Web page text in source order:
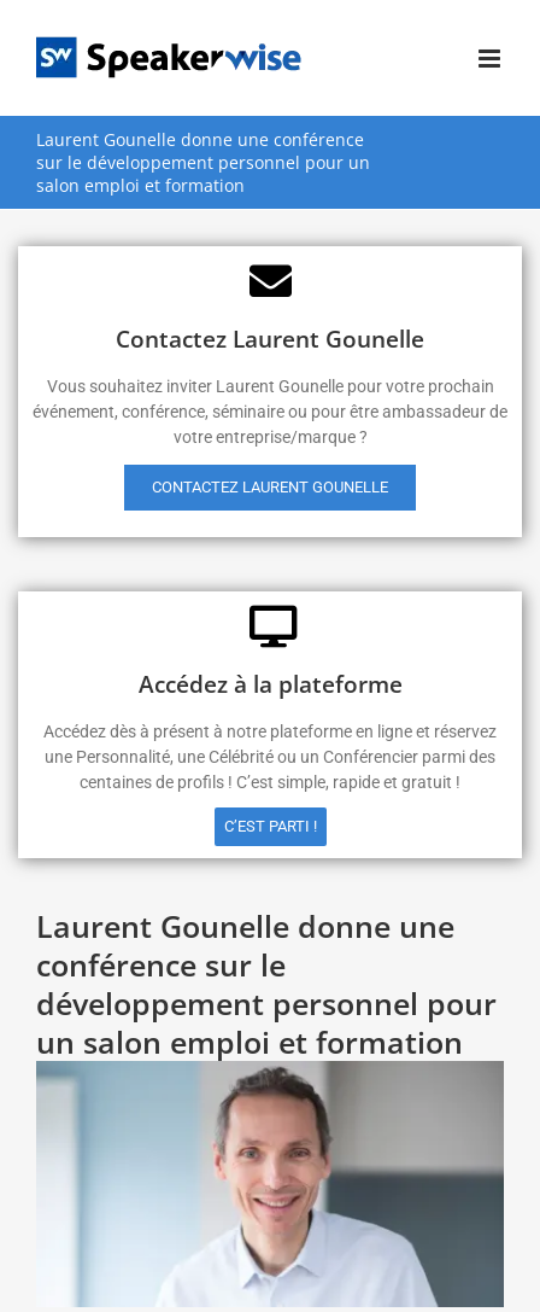
contenu
Laurent Gounelle donne une conférence
sur le développement personnel pour un
salon emploi et formation
Laurent Gounelle donne une
conférence sur le
développement personnel pour
un salon emploi et formation
Contactez Laurent Gounelle
Vous souhaitez inviter Laurent Gounelle pour votre prochain
événement, conférence, séminaire ou pour être ambassadeur de
votre entreprise/marque ?
CONTACTEZ LAURENT GOUNELLE
Accédez à la plateforme
Accédez dès à présent à notre plateforme en ligne et réservez
une Personnalité, une Célébrité ou un Conférencier parmi des
centaines de profils ! C’est simple, rapide et gratuit !
C’EST PARTI !